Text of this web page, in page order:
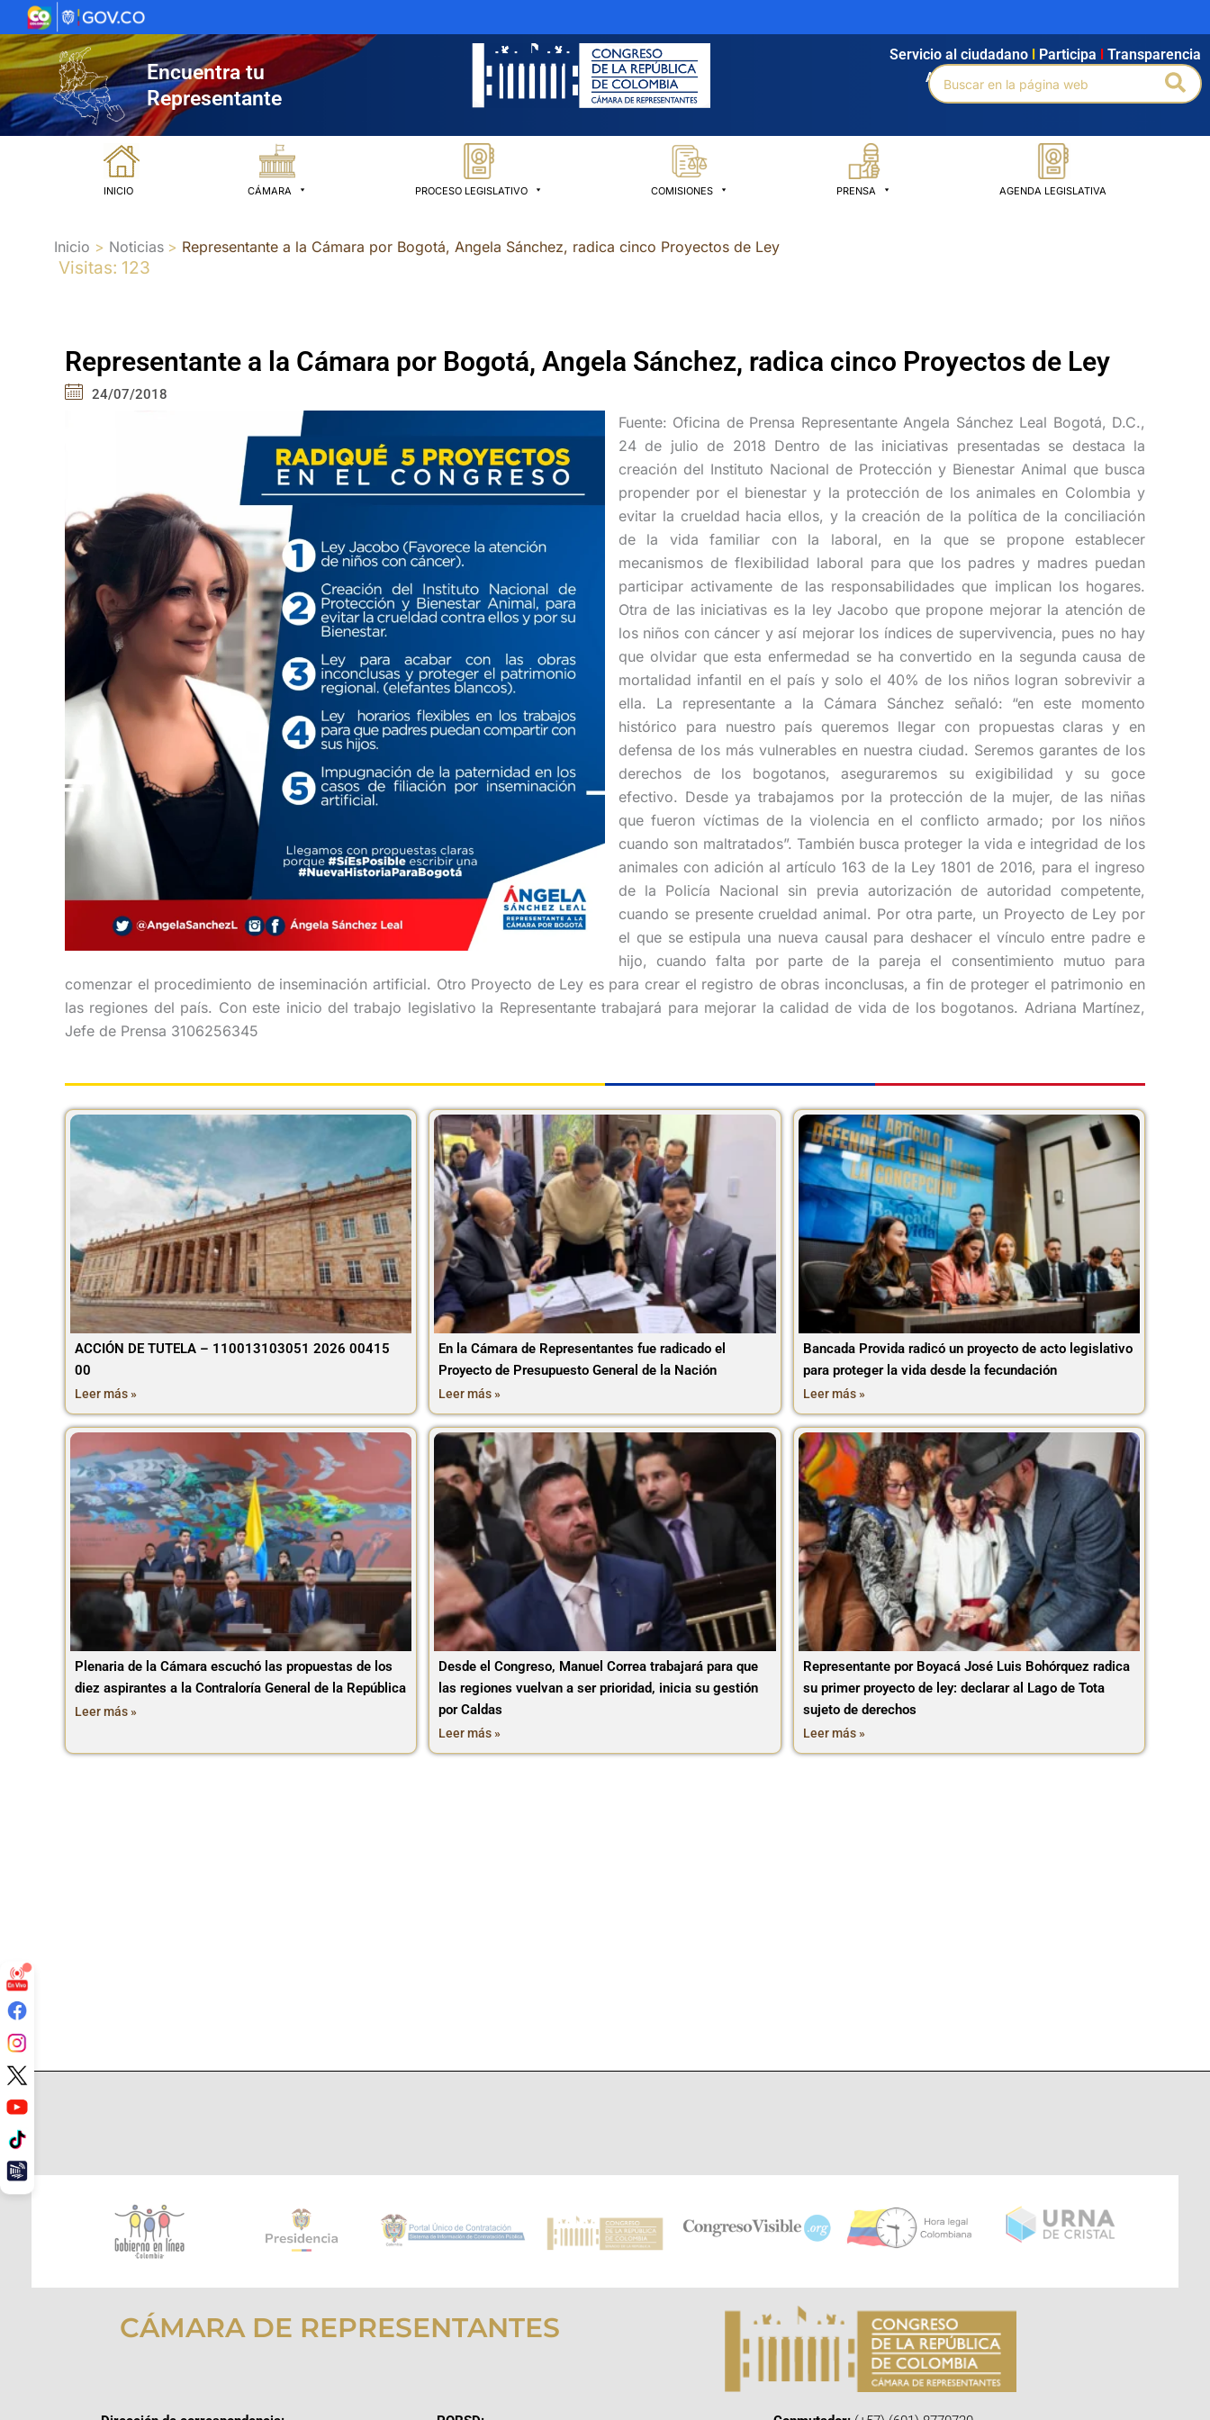
al
contenido
Encuentra tu
Representante
Agendamiento Intranet Búsqueda avanzada
Servicio al ciudadano Participa Transparencia
Buscar
por:
INICIO CÁMARA PROCESO LEGISLATIVO COMISIONES PRENSA AGENDA LEGISLATIVA
Inicio Noticias Representante a la Cámara por Bogotá, Angela Sánchez, radica cinco Proyectos de Ley
Visitas: 123
Representante a la Cámara por Bogotá, Angela Sánchez, radica cinco Proyectos de Ley
24/07/2018
Fuente: Oficina de Prensa Representante Angela Sánchez Leal Bogotá, D.C.,
24 de julio de 2018 Dentro de las iniciativas presentadas se destaca la
creación del Instituto Nacional de Protección y Bienestar Animal que busca
propender por el bienestar y la protección de los animales en Colombia y
evitar la crueldad hacia ellos, y la creación de la política de la conciliación
de la vida familiar con la laboral, en la que se propone establecer
mecanismos de flexibilidad laboral para que los padres y madres puedan
participar activamente de las responsabilidades que implican los hogares.
Otra de las iniciativas es la ley Jacobo que propone mejorar la atención de
los niños con cáncer y así mejorar los índices de supervivencia, pues no hay
que olvidar que esta enfermedad se ha convertido en la segunda causa de
mortalidad infantil en el país y solo el 40% de los niños logran sobrevivir a
ella. La representante a la Cámara Sánchez señaló: “en este momento
histórico para nuestro país queremos llegar con propuestas claras y en
defensa de los más vulnerables en nuestra ciudad. Seremos garantes de los
derechos de los bogotanos, aseguraremos su exigibilidad y su goce
efectivo. Desde ya trabajamos por la protección de la mujer, de las niñas
que fueron víctimas de la violencia en el conflicto armado; por los niños
cuando son maltratados”. También busca proteger la vida e integridad de los
animales con adición al artículo 163 de la Ley 1801 de 2016, para el ingreso
de la Policía Nacional sin previa autorización de autoridad competente,
cuando se presente crueldad animal. Por otra parte, un Proyecto de Ley por
el que se estipula una nueva causal para deshacer el vínculo entre padre e
hijo, cuando falta por parte de la pareja el consentimiento mutuo para
comenzar el procedimiento de inseminación artificial. Otro Proyecto de Ley es para crear el registro de obras inconclusas, a fin de proteger el patrimonio en
las regiones del país. Con este inicio del trabajo legislativo la Representante trabajará para mejorar la calidad de vida de los bogotanos. Adriana Martínez,
Jefe de Prensa 3106256345
ACCIÓN DE TUTELA – 110013103051 2026 00415
00
Leer más »
En la Cámara de Representantes fue radicado el
Proyecto de Presupuesto General de la Nación
Leer más »
Bancada Provida radicó un proyecto de acto legislativo
para proteger la vida desde la fecundación
Leer más »
Plenaria de la Cámara escuchó las propuestas de los
diez aspirantes a la Contraloría General de la República
Leer más »
Desde el Congreso, Manuel Correa trabajará para que
las regiones vuelvan a ser prioridad, inicia su gestión
por Caldas
Leer más »
Representante por Boyacá José Luis Bohórquez radica
su primer proyecto de ley: declarar al Lago de Tota
sujeto de derechos
Leer más »
CÁMARA DE REPRESENTANTES